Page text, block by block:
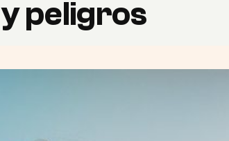
y peligros